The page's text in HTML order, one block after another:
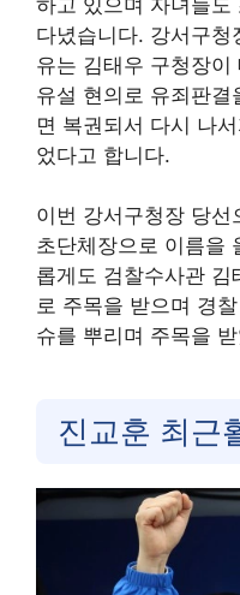
다녔습니다. 강서구
유는 김태우 구청장이
유설 현의로 유죄판
면 복권되서 다시 나
었다고 합니다.
이번 강서구청장 당
초단체장으로 이름을
롭게도 검찰수사관 김
로 주목을 받으며 경
슈를 뿌리며 주목을
진교훈 최근